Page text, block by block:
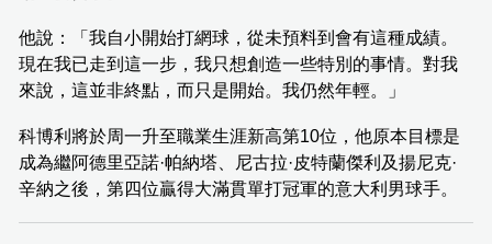
他說：「我自小開始打網球，從未預料到會有這種成績。
現在我已走到這一步，我只想創造一些特別的事情。對我
來說，這並非終點，而只是開始。我仍然年輕。」
科博利將於周一升至職業生涯新高第10位，他原本目標是
成為繼阿德里亞諾·帕納塔、尼古拉·皮特蘭傑利及揚尼克·
辛納之後，第四位贏得大滿貫單打冠軍的意大利男球手。